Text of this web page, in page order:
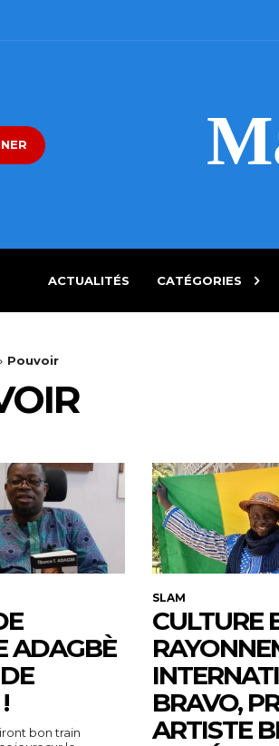
ACTUALITÉS CATÉGORIES
Pouvoir
ADAGBÈ
bon train
SLAM
CULTURE
BRAVO,
ARTISTE